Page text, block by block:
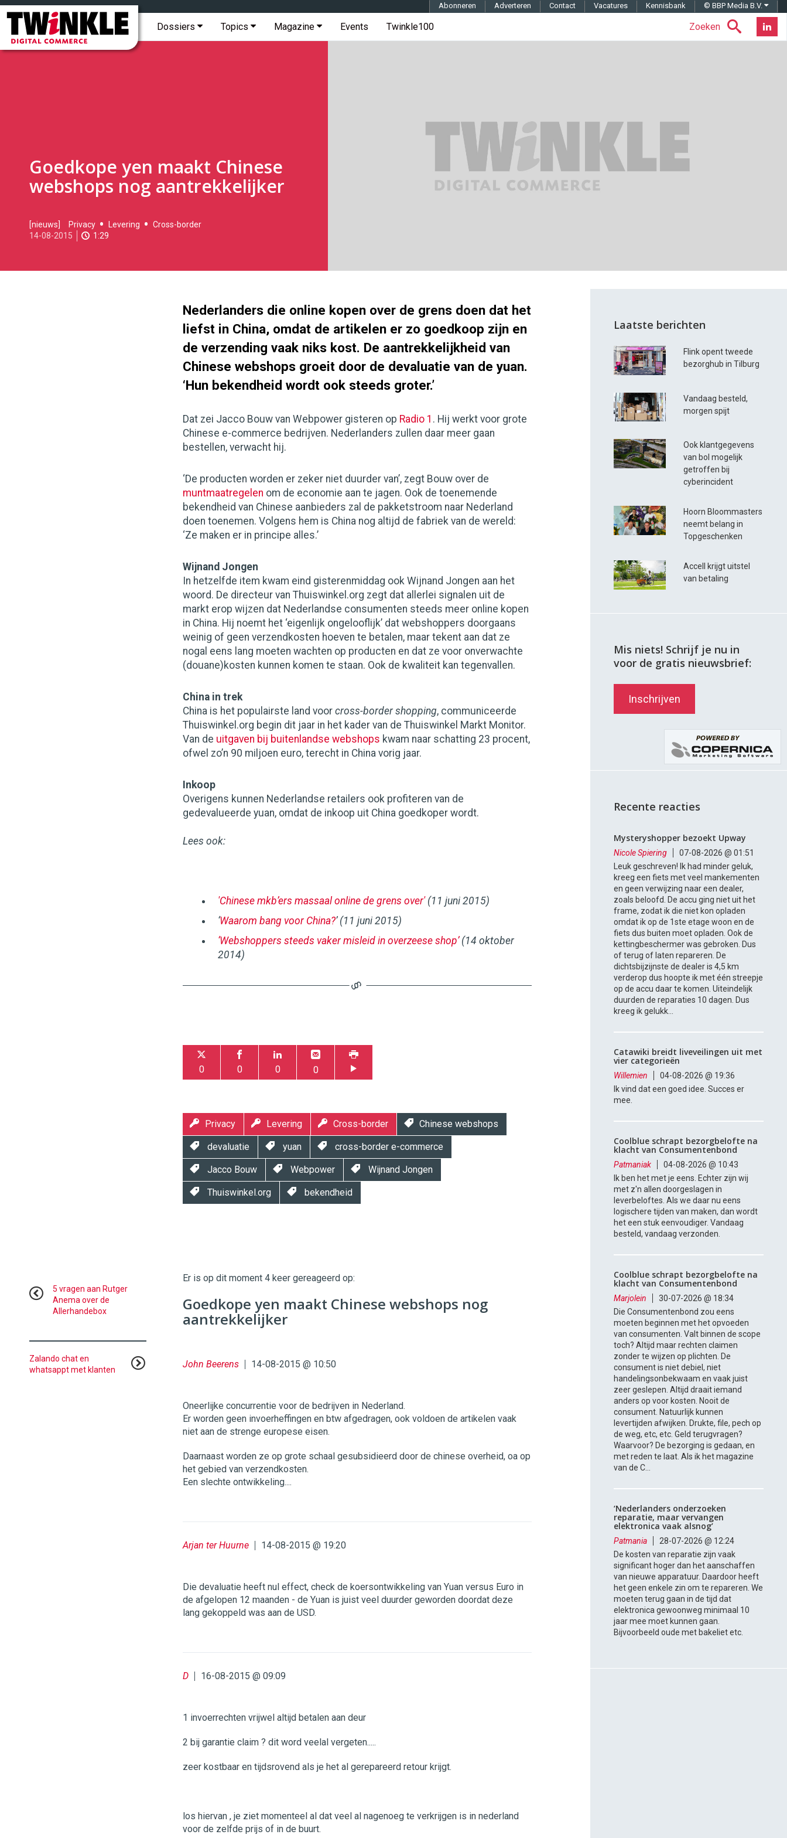
Twinkle
Digital
Commerce
Hoofdmenu Zoeken
Dossiers Topics Magazine Events Twinkle100
Topmenu Abonneren Adverteren Contact Vacatures Kennisbank © BBP Media B.V.
Goedkope yen maakt Chinese
webshops nog aantrekkelijker
2015-
08-
11-
[nieuws] Privacy Levering
Cross-border
14-08-2015
1:29
Nederlanders die online kopen over de grens doen dat het
liefst in China, omdat de artikelen er zo goedkoop zijn en
de verzending vaak niks kost. De aantrekkelijkheid van
Chinese webshops groeit door de devaluatie van de yuan.
‘Hun bekendheid wordt ook steeds groter.’
Dat zei Jacco Bouw van Webpower gisteren op Radio 1 . Hij werkt voor grote
Chinese e-commerce bedrijven. Nederlanders zullen daar meer gaan
bestellen, verwacht hij.
‘De producten worden er zeker niet duurder van’, zegt Bouw over de
muntmaatregelen om de economie aan te jagen. Ook de toenemende
bekendheid van Chinese aanbieders zal de pakketstroom naar Nederland
doen toenemen. Volgens hem is China nog altijd de fabriek van de wereld:
‘Ze maken er in principe alles.’
Wijnand Jongen
In hetzelfde item kwam eind gisterenmiddag ook Wijnand Jongen aan het
woord. De directeur van Thuiswinkel.org zegt dat allerlei signalen uit de
markt erop wijzen dat Nederlandse consumenten steeds meer online kopen
in China. Hij noemt het ‘eigenlijk ongelooflijk’ dat webshoppers doorgaans
weinig of geen verzendkosten hoeven te betalen, maar tekent aan dat ze
nogal eens lang moeten wachten op producten en dat ze voor onverwachte
(douane)kosten kunnen komen te staan. Ook de kwaliteit kan tegenvallen.
China in trek
China is het populairste land voor cross-border shopping, communiceerde
Thuiswinkel.org begin dit jaar in het kader van de Thuiswinkel Markt Monitor.
Van de uitgaven bij buitenlandse webshops kwam naar schatting 23 procent,
ofwel zo’n 90 miljoen euro, terecht in China vorig jaar.
Inkoop
Overigens kunnen Nederlandse retailers ook profiteren van de
gedevalueerde yuan, omdat de inkoop uit China goedkoper wordt.
Lees ook:
'Chinese mkb’ers massaal online de grens over'(11 juni 2015)
‘Waarom bang voor China?’ (11 juni 2015)
‘Webshoppers steeds vaker misleid in overzeese shop’(14 oktober
2014)
0 0 0 0
Privacy Levering Cross-border Chinese webshops
devaluatie yuan cross-border e-commerce
Jacco Bouw Webpower Wijnand Jongen
Thuiswinkel.org bekendheid
Digital
96 54
Er is op dit moment 4 keer gereageerd op:
Goedkope yen maakt Chinese webshops nog
aantrekkelijker
John Beerens 14-08-2015 @ 10:50
Oneerlijke concurrentie voor de bedrijven in Nederland.
Er worden geen invoerheffingen en btw afgedragen, ook voldoen de artikelen vaak
niet aan de strenge europese eisen.
Daarnaast worden ze op grote schaal gesubsidieerd door de chinese overheid, oa op
het gebied van verzendkosten.
Een slechte ontwikkeling....
Arjan ter Huurne 14-08-2015 @ 19:20
Die devaluatie heeft nul effect, check de koersontwikkeling van Yuan versus Euro in
de afgelopen 12 maanden - de Yuan is juist veel duurder geworden doordat deze
lang gekoppeld was aan de USD.
D 16-08-2015 @ 09:09
1 invoerrechten vrijwel altijd betalen aan deur
2 bij garantie claim ? dit word veelal vergeten.....
zeer kostbaar en tijdsrovend als je het al gerepareerd retour krijgt.
los hiervan , je ziet momenteel al dat veel al nagenoeg te verkrijgen is in nederland
voor de zelfde prijs of in de buurt.
5 vragen aan Rutger
Anema over de
Allerhandebox
Zalando chat en
whatsappt met klanten
Laatste berichten
Flink opent tweede
bezorghub in Tilburg
Vandaag besteld,
morgen spijt
Ook klantgegevens
van bol mogelijk
getroffen bij
cyberincident
Hoorn Bloommasters
neemt belang in
Topgeschenken
Accell krijgt uitstel
van betaling
Mis niets! Schrijf je nu in
voor de gratis nieuwsbrief:
Inschrijven
Recente reacties
Mysteryshopper bezoekt Upway
Nicole Spiering
07-08-2026 @ 01:51
Leuk geschreven! Ik had minder geluk,
kreeg een fiets met veel mankementen
en geen verwijzing naar een dealer,
zoals beloofd. De accu ging niet uit het
frame, zodat ik die niet kon opladen
omdat ik op de 1ste etage woon en de
fiets dus buiten moet opladen. Ook de
kettingbeschermer was gebroken. Dus
of terug of laten repareren. De
dichtsbijzijnste de dealer is 4,5 km
verderop dus hoopte ik met één streepje
op de accu daar te komen. Uiteindelijk
duurden de reparaties 10 dagen. Dus
kreeg ik gelukk...
Catawiki breidt liveveilingen uit met
vier categorieën
Willemien
04-08-2026 @ 19:36
Ik vind dat een goed idee. Succes er
mee.
Coolblue schrapt bezorgbelofte na
klacht van Consumentenbond
Patmaniak
04-08-2026 @ 10:43
Ik ben het met je eens. Echter zijn wij
met z'n allen doorgeslagen in
leverbeloftes. Als we daar nu eens
logischere tijden van maken, dan wordt
het een stuk eenvoudiger. Vandaag
besteld, vandaag verzonden.
Coolblue schrapt bezorgbelofte na
klacht van Consumentenbond
Marjolein
30-07-2026 @ 18:34
Die Consumentenbond zou eens
moeten beginnen met het opvoeden
van consumenten. Valt binnen de scope
toch? Altijd maar rechten claimen
zonder te wijzen op plichten. De
consument is niet debiel, niet
handelingsonbekwaam en vaak juist
zeer geslepen. Altijd draait iemand
anders op voor kosten. Nooit de
consument. Natuurlijk kunnen
levertijden afwijken. Drukte, file, pech op
de weg, etc, etc. Geld terugvragen?
Waarvoor? De bezorging is gedaan, en
met reden te laat. Als ik het magazine
van de C...
‘Nederlanders onderzoeken
reparatie, maar vervangen
elektronica vaak alsnog’
Patmania
28-07-2026 @ 12:24
De kosten van reparatie zijn vaak
significant hoger dan het aanschaffen
van nieuwe apparatuur. Daardoor heeft
het geen enkele zin om te repareren. We
moeten terug gaan in de tijd dat
elektronica gewoonweg minimaal 10
jaar mee moet kunnen gaan.
Bijvoorbeeld oude met bakeliet etc.